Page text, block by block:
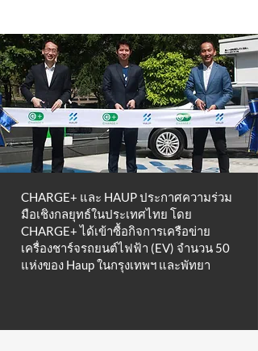
CHARGE+ และ HAUP ประกาศความร่วม
มือเชิงกลยุทธ์ในประเทศไทย โดย
CHARGE+ ได้เข้าซื้อกิจการเครือข่าย
เครื่องชาร์จรถยนต์ไฟฟ้า (EV) จำนวน 50
แห่งของ Haup ในกรุงเทพฯ และพัทยา